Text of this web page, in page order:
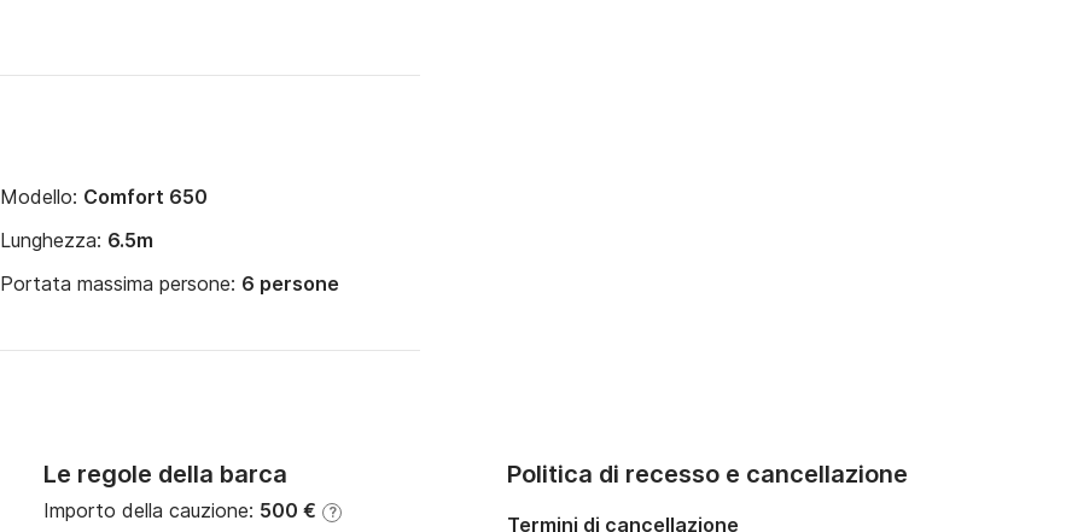
Modello: Comfort 650
Lunghezza: 6.5m
Portata massima persone: 6 persone
Le regole della barca
Importo della cauzione: 500 € ?
Politica di recesso e cancellazione
Termini di cancellazione